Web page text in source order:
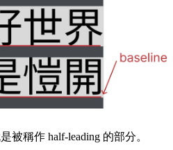
被稱作 half-leading 的部分。